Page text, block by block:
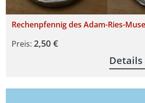
Rechenpfennig des Adam-Ries-
Preis: 2,50 €
Details